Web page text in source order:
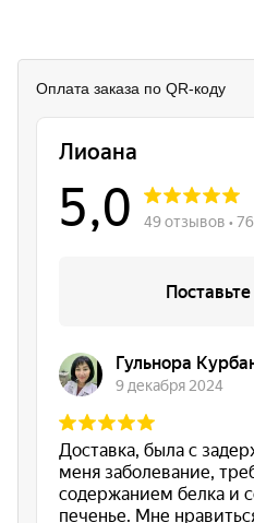
Оплата заказа по QR-коду